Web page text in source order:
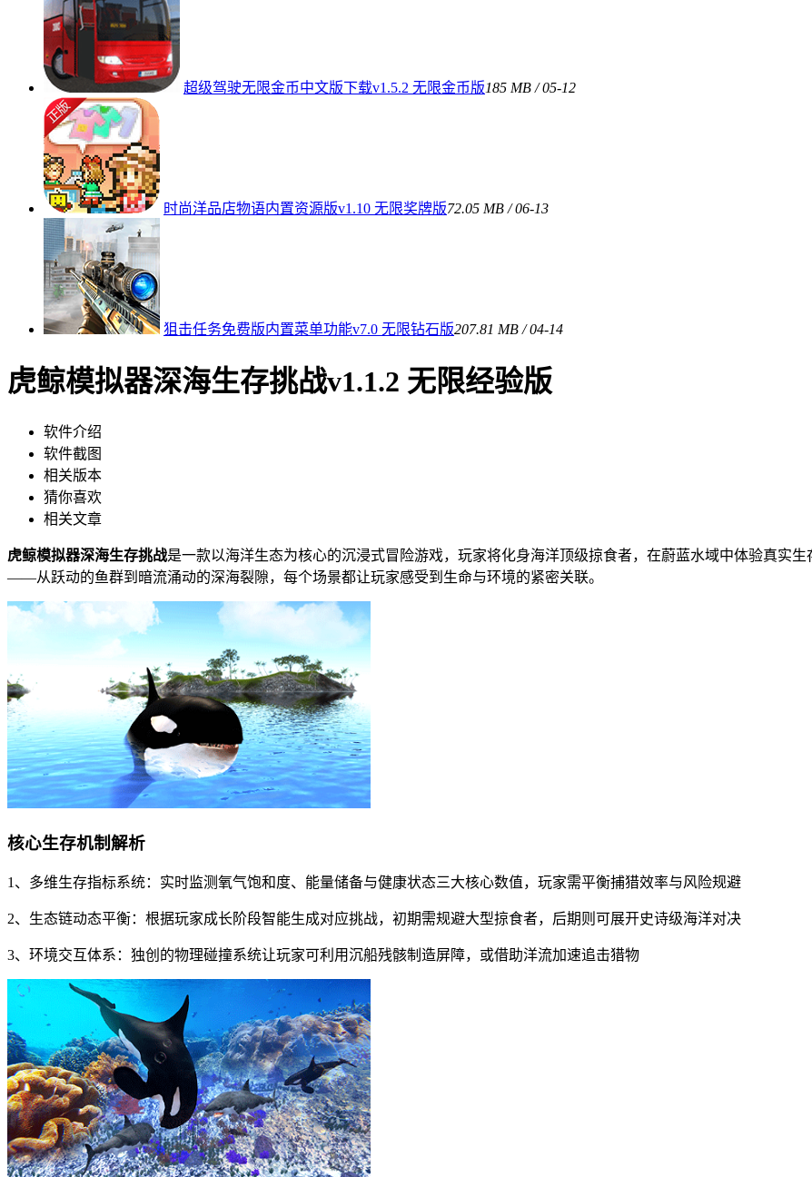
超级驾驶无限金币中文版下载v1.5.2 无限金币版185 MB / 05-12
时尚洋品店物语内置资源版v1.10 无限奖牌版72.05 MB / 06-13
狙击任务免费版内置菜单功能v7.0 无限钻石版207.81 MB / 04-14
虎鲸模拟器深海生存挑战v1.1.2 无限经验版
软件介绍
软件截图
相关版本
猜你喜欢
相关文章
虎鲸模拟器深海生存挑战是一款以海洋生态为核心的沉浸式冒险游戏，玩家将化身海洋顶级掠食者，在蔚蓝水域中体验真实
——从跃动的鱼群到暗流涌动的深海裂隙，每个场景都让玩家感受到生命与环境的紧密关联。
核心生存机制解析
1、多维生存指标系统：实时监测氧气饱和度、能量储备与健康状态三大核心数值，玩家需平衡捕猎效率与风险规避
2、生态链动态平衡：根据玩家成长阶段智能生成对应挑战，初期需规避大型掠食者，后期则可展开史诗级海洋对决
3、环境交互体系：独创的物理碰撞系统让玩家可利用沉船残骸制造屏障，或借助洋流加速追击猎物